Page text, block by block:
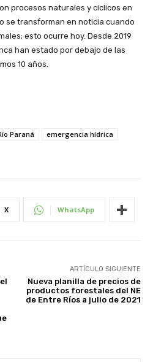
procesos naturales y cíclicos en
se transforman en noticia cuando
esto ocurre hoy. Desde 2019
han estado por debajo de las
10 años.
Paraná
emergencia hídrica
X WhatsApp
ARTÍCULO SIGUIENTE
Nueva planilla de precios de
productos forestales del NE
de Entre Ríos a julio de 2021